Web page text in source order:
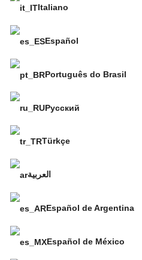
Italiano
Español
Português do Brasil
Русский
Türkçe
العربية
Español de Argentina
Español de México